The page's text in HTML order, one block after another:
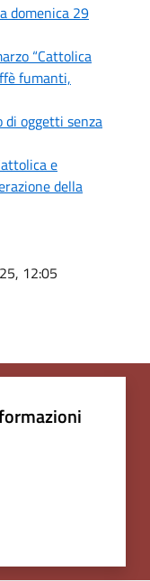
domenica 29
“Cattolica
fumanti,
oggetti senza
e
della
12:05